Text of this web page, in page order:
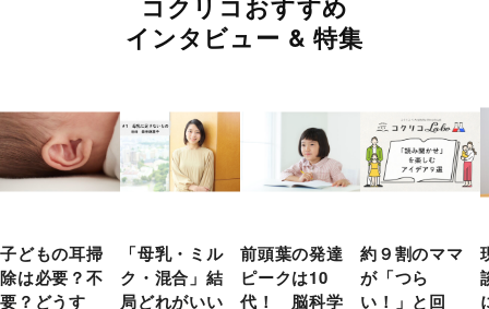
インタビュー & 特集
子どもの耳掃
除は必要？不
要？どうす
「母乳・ミル
ク・混合」結
局どれがいい
前頭葉の発達
ピークは10
代！ 脳科学
約９割のママ
が「つら
い！」と回